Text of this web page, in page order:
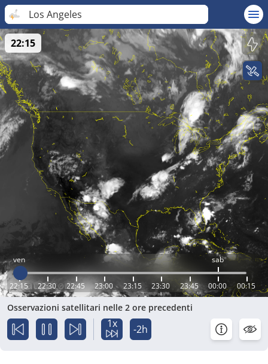
Los Angeles
ven sab
22:15 22:30 22:45 23:00 23:15 23:30 23:45 00:00 00:15
22:15
Osservazioni satellitari nelle 2 ore precedenti
1x -2h